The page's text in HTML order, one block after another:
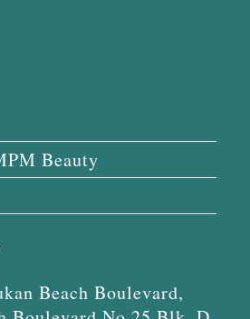
Beauty
Beach Boulevard,